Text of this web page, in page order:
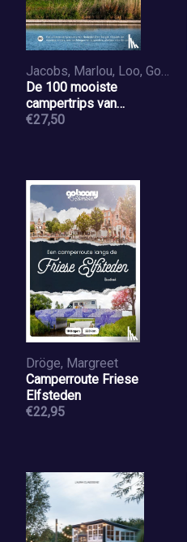
Jacobs, Marlou, Loo, Godfried van
De 100 mooiste
campertrips van
Nederland & België
€27,50
Dröge, Margreet
Camperroute Friese
Elfsteden
€22,95